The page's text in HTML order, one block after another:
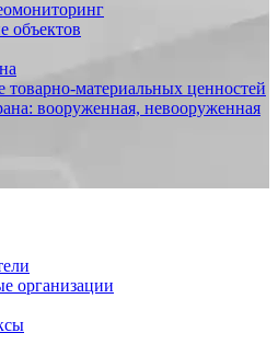
объектов
материальных ценностей
вооруженная, невооруженная
организации